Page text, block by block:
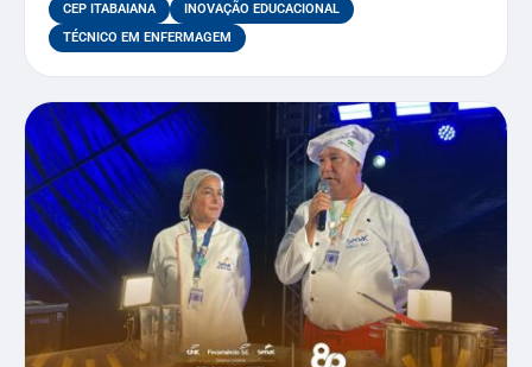
CEP ITABAIANA
INOVAÇÃO EDUCACIONAL
TÉCNICO EM ENFERMAGEM